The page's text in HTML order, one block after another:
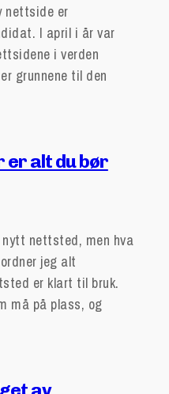
nettside er
I april i år var
i verden
grunnene til den
er alt du bør
nettsted, men hva
jeg alt
er klart til bruk.
må på plass, og